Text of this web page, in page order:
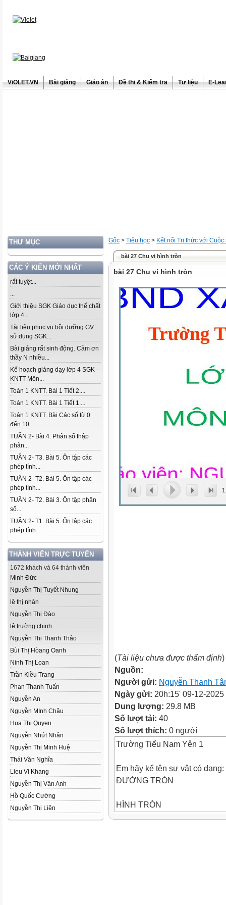
ViOLET.VN Bài giảng Giáo án Đề thi & Kiểm tra Tư liệu E-
THƯ MỤC
CÁC Ý KIẾN MỚI NHẤT
rất tuyệt...
...
Giới thiệu SGK Giáo dục thể chất
lớp 4...
Tài liệu phục vụ bồi dưỡng GV
sử dụng SGK...
Bài giảng rất sinh động. Cảm ơn
thầy N nhiều...
Kế hoạch giảng dạy lớp 4 SGK -
KNTT Môn...
Toán 1 KNTT. Bài 1 Tiết 2....
Toán 1 KNTT. Bài 1 Tiết 1....
Toán 1 KNTT. Bài Các số từ 0
đến 10...
TUẦN 2- Bài 4. Phân số thập
phân...
TUẦN 2- T3. Bài 5. Ôn tập các
phép tính...
TUẦN 2- T2. Bài 5. Ôn tập các
phép tính...
TUẦN 2- T2. Bài 3. Ôn tập phân
số...
TUẦN 2- T1. Bài 5. Ôn tập các
phép tính...
THÀNH VIÊN TRỰC TUYẾN
1672 khách và 64 thành viên
Minh Đức
Nguyễn Thị Tuyết Nhung
lê thị nhàn
Nguyễn Thị Đào
lê trường chinh
Nguyễn Thị Thanh Thảo
Bùi Thị Hòang Oanh
Ninh Thị Loan
Trần Kiều Trang
Phan Thanh Tuấn
Nguyễn An
Nguyễn MInh Châu
Hua Thi Quyen
Nguyễn Nhứt Nhân
Nguyễn Thị Minh Huệ
Thái Văn Nghĩa
Lieu Vi Khang
Nguyễn Thị Vân Anh
Hồ Quốc Cường
Nguyễn Thị Liên
Gốc > Tiểu học > Kết nối Tri thức với Cuộc
bài 27 Chu vi hình tròn
bài 27 Chu vi hình tròn
1
(Tài liệu chưa được thẩm định)
Nguồn:
Người gửi: Nguyễn Thanh
Ngày gửi: 20h:15' 09-12-2025
Dung lượng: 29.8 MB
Số lượt tải: 40
Số lượt thích: 0 người
Trường Tiểu Nam Yên 1
Em hãy kể tên sự vật có dạng:
ĐƯỜNG TRÒN
HÌNH TRÒN